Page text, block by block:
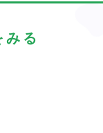
る